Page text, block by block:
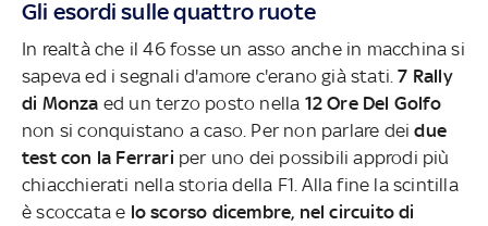
Gli esordi sulle quattro ruote
In realtà che il 46 fosse un asso anche in macchina si
sapeva ed i segnali d'amore c'erano già stati.7 Rally
di Monza ed un terzo posto nella 12 Ore Del Golfo
non si conquistano a caso. Per non parlare deidue
test con la Ferrari per uno dei possibili approdi più
chiacchierati nella storia della F1. Alla fine la scintilla
è scoccata e lo scorso dicembre, nel circuito di